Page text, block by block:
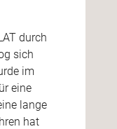
durch
sich
im
eine
lange
hat